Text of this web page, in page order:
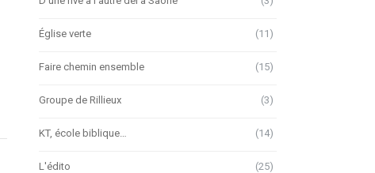
Église verte (11)
Faire chemin ensemble (15)
Groupe de Rillieux (3)
KT, école biblique… (14)
L'édito (25)